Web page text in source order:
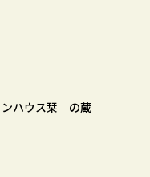
ンハウス栞 の蔵